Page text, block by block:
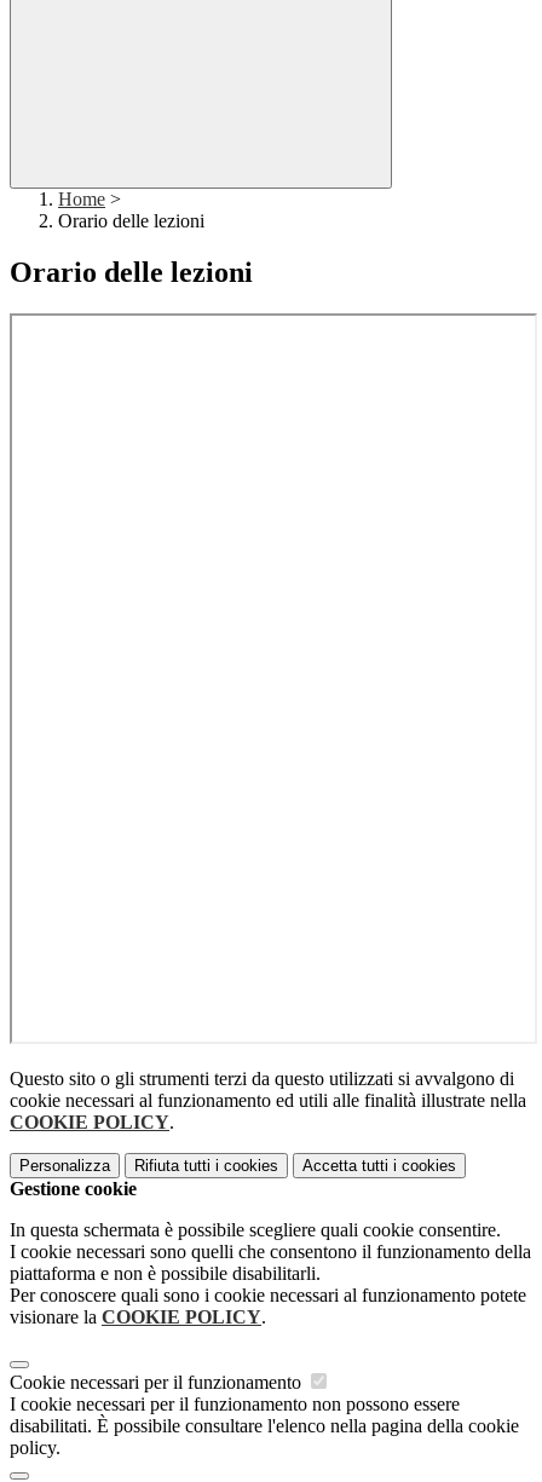
Home >
Orario delle lezioni
Orario delle lezioni
Questo sito o gli strumenti terzi da questo utilizzati si avvalgono di
cookie necessari al funzionamento ed utili alle finalità illustrate nella
COOKIE POLICY.
Personalizza Rifiuta tutti i cookies Accetta tutti i cookies
Gestione cookie
In questa schermata è possibile scegliere quali cookie consentire.
I cookie necessari sono quelli che consentono il funzionamento della
piattaforma e non è possibile disabilitarli.
Per conoscere quali sono i cookie necessari al funzionamento potete
visionare la COOKIE POLICY.
Cookie necessari per il funzionamento
I cookie necessari per il funzionamento non possono essere
disabilitati. È possibile consultare l'elenco nella pagina della cookie
policy.